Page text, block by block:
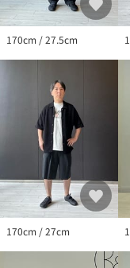
場合は、使用前に必ず
※商品画像は、光の当
※商品の色味の目安は
※シューズの重量は、
箱や付属品は計測に
※商品に不良が無い場
も発送いたします。あ
店舗へお問い合わせ
記の品名/品番をお申
品名：PUMA×BY H-
品番：14314000426
170cm / 27.5cm
170cm / 27cm